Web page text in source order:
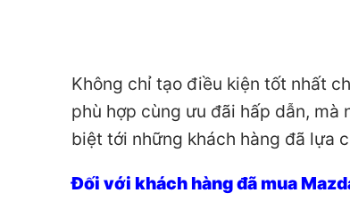
Không chỉ tạo điều kiện tốt nhất
phù hợp cùng ưu đãi hấp dẫn, mà
biệt tới những khách hàng đã lựa
Đối với khách hàng đã mua